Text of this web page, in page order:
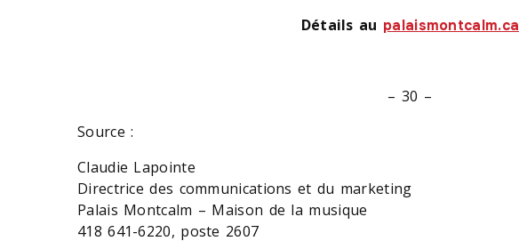
Détails au palaismontcalm.ca
– 30 –
Source :
Claudie Lapointe
Directrice des communications et du marketing
Palais Montcalm – Maison de la musique
418 641-6220, poste 2607